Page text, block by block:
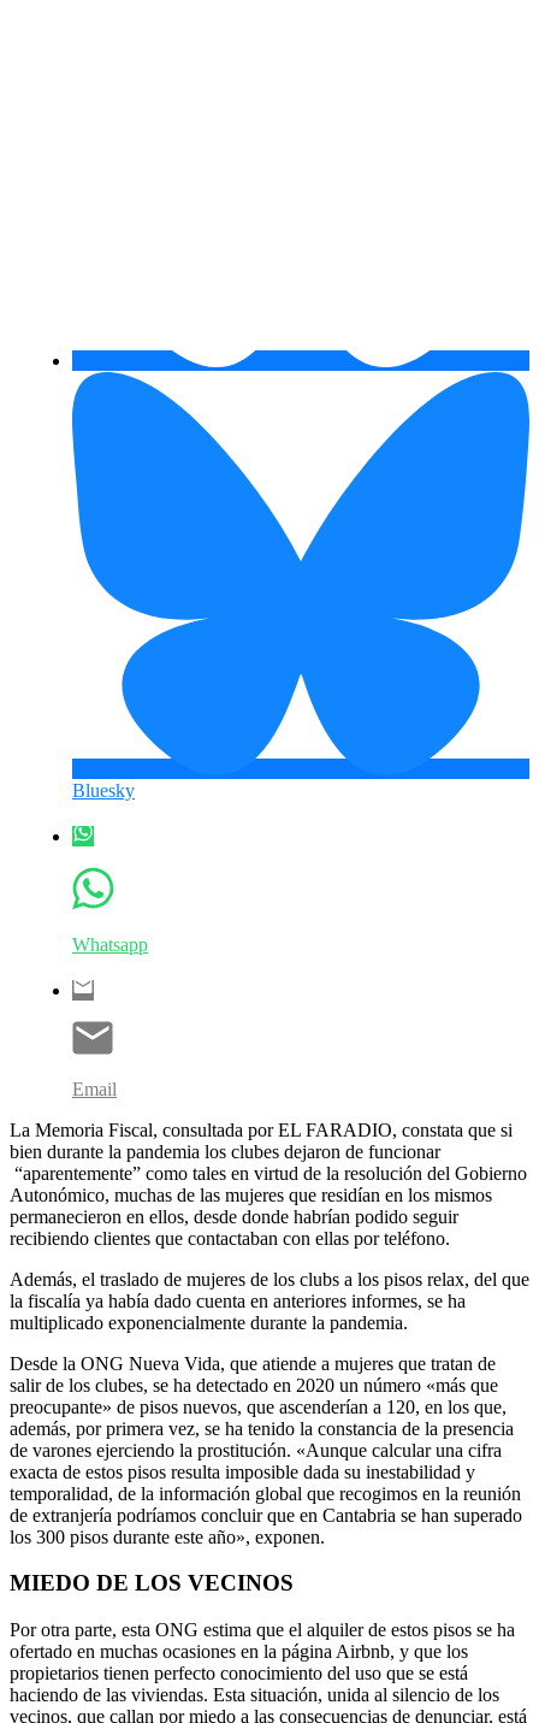
Bluesky
Whatsapp
Email
La Memoria Fiscal, consultada por EL FARADIO, constata que si
bien durante la pandemia los clubes dejaron de funcionar
“aparentemente” como tales en virtud de la resolución del Gobierno
Autonómico, muchas de las mujeres que residían en los mismos
permanecieron en ellos, desde donde habrían podido seguir
recibiendo clientes que contactaban con ellas por teléfono.
Además, el traslado de mujeres de los clubs a los pisos relax, del que
la fiscalía ya había dado cuenta en anteriores informes, se ha
multiplicado exponencialmente durante la pandemia.
Desde la ONG Nueva Vida, que atiende a mujeres que tratan de
salir de los clubes, se ha detectado en 2020 un número «más que
preocupante» de pisos nuevos, que ascenderían a 120, en los que,
además, por primera vez, se ha tenido la constancia de la presencia
de varones ejerciendo la prostitución. «Aunque calcular una cifra
exacta de estos pisos resulta imposible dada su inestabilidad y
temporalidad, de la información global que recogimos en la reunión
de extranjería podríamos concluir que en Cantabria se han superado
los 300 pisos durante este año», exponen.
MIEDO DE LOS VECINOS
Por otra parte, esta ONG estima que el alquiler de estos pisos se ha
ofertado en muchas ocasiones en la página Airbnb, y que los
propietarios tienen perfecto conocimiento del uso que se está
haciendo de las viviendas. Esta situación, unida al silencio de los
vecinos, que callan por miedo a las consecuencias de denunciar, está